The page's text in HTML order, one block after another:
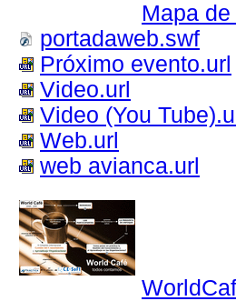
Mapa
portadaweb.swf
Próximo evento.url
Video.url
Video (You
Web.url
web avianca.url